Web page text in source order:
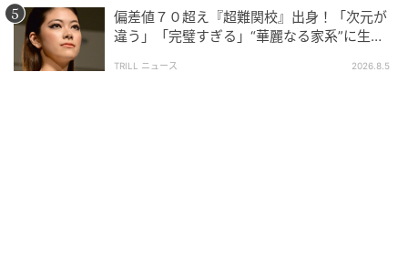
偏差値７０超え『超難関校』出身！「次元が
違う」「完璧すぎる」“華麗なる家系”に生ま
TRILL ニュース 2026.8.5